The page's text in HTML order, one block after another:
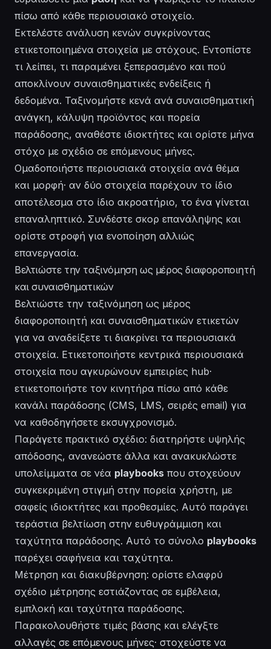
πίσω από κάθε περιουσιακό στοιχείο.
Εκτελέστε ανάλυση κενών συγκρίνοντας
ετικετοποιημένα στοιχεία με στόχους. Εντοπίστε
τι λείπει, τι παραμένει ξεπερασμένο και πού
αποκλίνουν συναισθηματικές ενδείξεις ή
δεδομένα. Ταξινομήστε κενά ανά συναισθηματική
ανάγκη, κάλυψη προϊόντος και πορεία
παράδοσης, αναθέστε ιδιοκτήτες και ορίστε μήνα
στόχο με σχέδιο σε επόμενους μήνες.
Ομαδοποιήστε περιουσιακά στοιχεία ανά θέμα
και μορφή· αν δύο στοιχεία παρέχουν το ίδιο
αποτέλεσμα στο ίδιο ακροατήριο, το ένα γίνεται
επαναληπτικό. Συνδέστε σκορ επανάληψης και
ορίστε στροφή για ενοποίηση αλλιώς
επανεργασία.
Βελτιώστε την ταξινόμηση ως μέρος διαφοροποιητή
και συναισθηματικών
Βελτιώστε την ταξινόμηση ως μέρος
διαφοροποιητή και συναισθηματικών ετικετών
για να αναδείξετε τι διακρίνει τα περιουσιακά
στοιχεία. Ετικετοποιήστε κεντρικά περιουσιακά
στοιχεία που αγκυρώνουν εμπειρίες hub·
ετικετοποιήστε τον κινητήρα πίσω από κάθε
κανάλι παράδοσης (CMS, LMS, σειρές email) για
να καθοδηγήσετε εκσυγχρονισμό.
Παράγετε πρακτικό σχέδιο: διατηρήστε υψηλής
απόδοσης, ανανεώστε άλλα και ανακυκλώστε
υπολείμματα σε νέα playbooks που στοχεύουν
συγκεκριμένη στιγμή στην πορεία χρήστη, με
σαφείς ιδιοκτήτες και προθεσμίες. Αυτό παράγει
τεράστια βελτίωση στην ευθυγράμμιση και
ταχύτητα παράδοσης. Αυτό το σύνολο playbooks
παρέχει σαφήνεια και ταχύτητα.
Μέτρηση και διακυβέρνηση: ορίστε ελαφρύ
σχέδιο μέτρησης εστιάζοντας σε εμβέλεια,
εμπλοκή και ταχύτητα παράδοσης.
Παρακολουθήστε τιμές βάσης και ελέγξτε
αλλαγές σε επόμενους μήνες· στοχεύστε να